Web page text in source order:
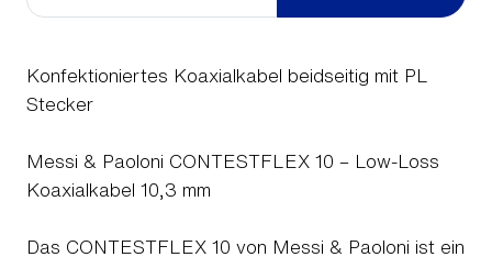
Konfektioniertes Koaxialkabel beidseitig mit PL
Stecker
Messi & Paoloni CONTESTFLEX 10 – Low-Loss
Koaxialkabel 10,3 mm
Das CONTESTFLEX 10 von Messi & Paoloni ist ein